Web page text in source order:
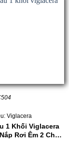
Viglacera
1 Khối Viglacera
Rơi Êm 2 Chế